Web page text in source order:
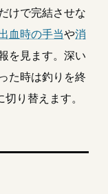
けで完結させな
血時の手当や消
を見ます。深い
た時は釣りを終
り替えます。